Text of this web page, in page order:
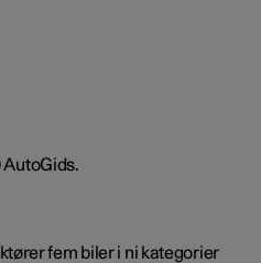
fem biler i ni kategorier